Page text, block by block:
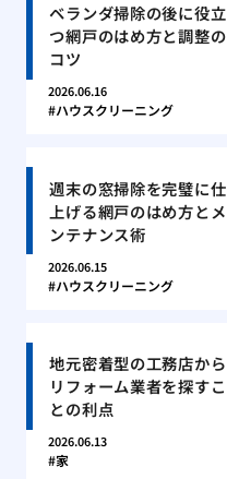
ベランダ掃除の後に役立
つ網戸のはめ方と調整の
コツ
2026.06.16
ハウスクリーニング
週末の窓掃除を完璧に仕
上げる網戸のはめ方とメ
ンテナンス術
2026.06.15
ハウスクリーニング
地元密着型の工務店から
リフォーム業者を探すこ
との利点
2026.06.13
家